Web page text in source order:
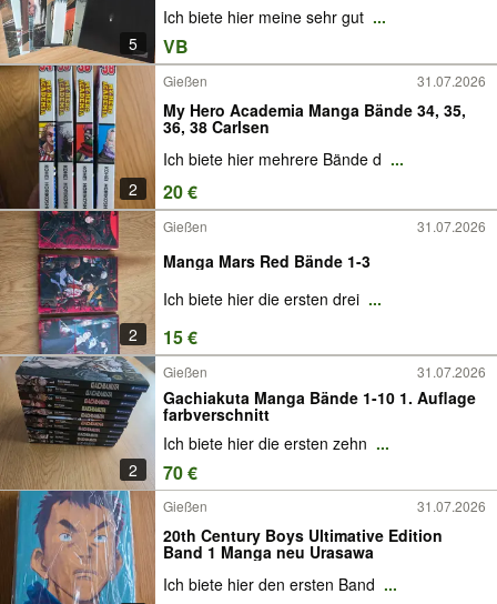
5
Ich biete hier meine sehr gut ...
VB
2
Gießen 31.07.2026
My Hero Academia Manga Bände 34, 35,
36, 38 Carlsen
Ich biete hier mehrere Bände d ...
20 €
2
Gießen 31.07.2026
Manga Mars Red Bände 1-3
Ich biete hier die ersten drei ...
15 €
2
Gießen 31.07.2026
Gachiakuta Manga Bände 1-10 1. Auflage
farbverschnitt
Ich biete hier die ersten zehn ...
70 €
Gießen 31.07.2026
20th Century Boys Ultimative Edition
Band 1 Manga neu Urasawa
Ich biete hier den ersten Band ...